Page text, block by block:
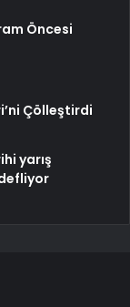
Öncesi
Çölleştirdi
yarış